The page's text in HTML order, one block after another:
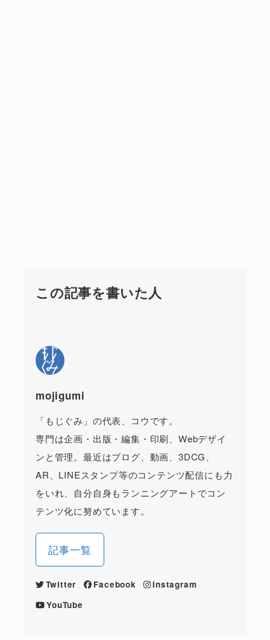
この記事を書いた人
mojigumi
「もじぐみ」の代表、コウです。
専門は企画・出版・編集・印刷、Webデザイ
ンと管理。最近はブログ、動画、3DCG、
AR、LINEスタンプ等のコンテンツ配信にも力
をいれ、自分自身もランニングアートでコン
テンツ化に努めています。
記事一覧
Twitter Facebook
Instagram
YouTube